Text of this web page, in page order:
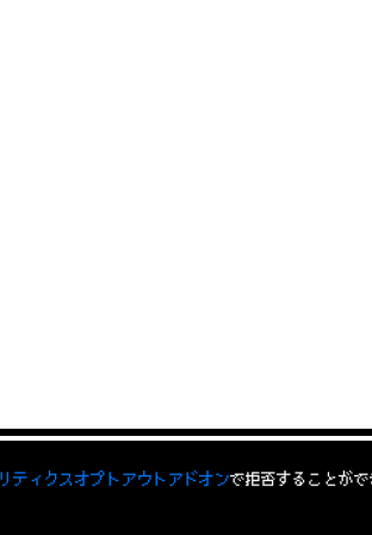
ティクスオプトアウトアドオンで拒否することがで